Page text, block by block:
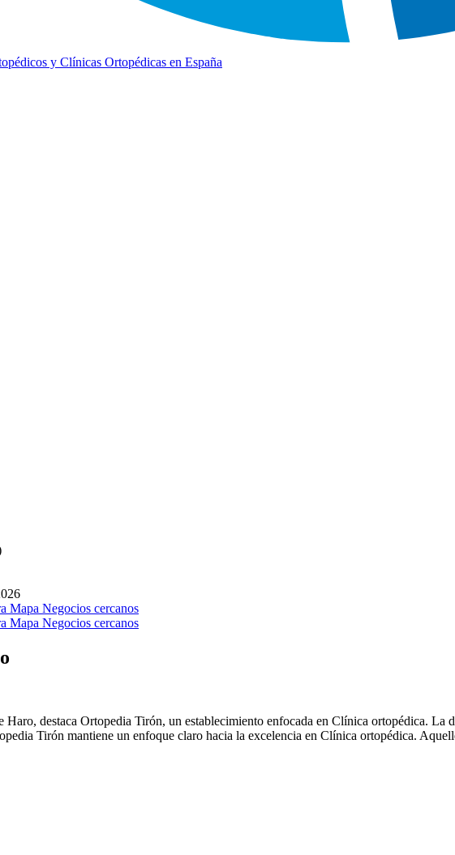
y Clínicas Ortopédicas en España
Mapa Negocios cercanos
Mapa Negocios cercanos
Haro, destaca Ortopedia Tirón, un establecimiento enfocada en Clínica ortopédica.
Tirón mantiene un enfoque claro hacia la excelencia en Clínica ortopédica.